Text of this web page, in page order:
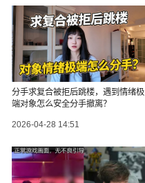
分手求复合被拒后跳楼，遇到情绪极
端对象怎么安全分手撤离？
2026-04-28 14:51